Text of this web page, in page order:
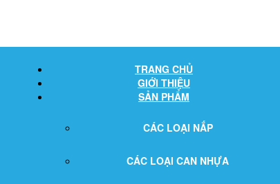
TRANG CHỦ
GIỚI THIỆU
SẢN PHẨM
CÁC LOẠI NẮP
CÁC LOẠI CAN NHỰA